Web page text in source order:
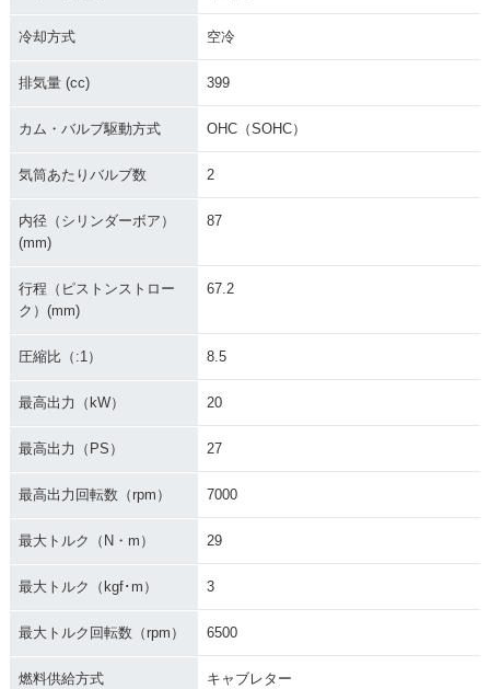
h Anniversary Limit
限定仕様
イナーチェンジ
2001年 SR400・マ
周年記念モデル・特
別・限定仕様
イナーチェンジ
1994年 SR400
1993年 SR400・マ
冷却方式 空冷
排気量 (cc) 399
カム・バルブ駆動方式 OHC（SOHC）
気筒あたりバルブ数 2
内径（シリンダーボア）
(mm)
87
行程（ピストンストロー
ク）(mm)
67.2
圧縮比（:1） 8.5
最高出力（kW） 20
最高出力（PS） 27
最高出力回転数（rpm） 7000
最大トルク（N・m） 29
最大トルク（kgf･m） 3
最大トルク回転数（rpm） 6500
燃料供給方式 キャブレター